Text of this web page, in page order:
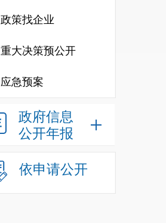
政策找企业
重大决策预公开
应急预案
政府信息
公开年报
依申请公开